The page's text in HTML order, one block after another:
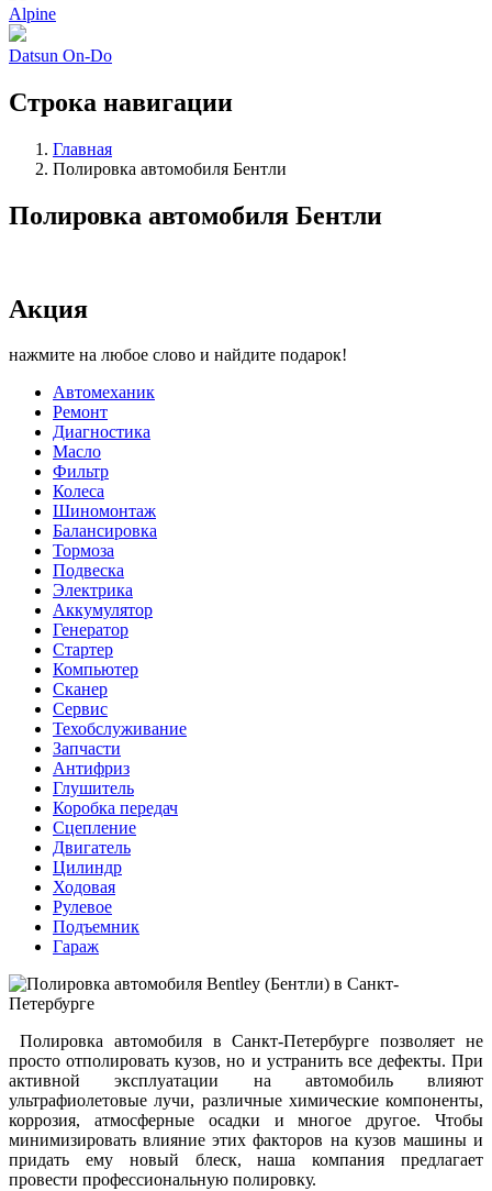
Alpine
Datsun On-Do
Строка навигации
Главная
Полировка автомобиля Бентли
Полировка автомобиля Бентли
Акция
нажмите на любое слово и найдите подарок!
Автомеханик
Ремонт
Диагностика
Масло
Фильтр
Колеса
Шиномонтаж
Балансировка
Тормоза
Подвеска
Электрика
Аккумулятор
Генератор
Стартер
Компьютер
Сканер
Сервис
Техобслуживание
Запчасти
Антифриз
Глушитель
Коробка передач
Сцепление
Двигатель
Цилиндр
Ходовая
Рулевое
Подъемник
Гараж
Полировка автомобиля в Санкт-Петербурге позволяет не
просто отполировать кузов, но и устранить все дефекты. При
активной эксплуатации на автомобиль влияют
ультрафиолетовые лучи, различные химические компоненты,
коррозия, атмосферные осадки и многое другое. Чтобы
минимизировать влияние этих факторов на кузов машины и
придать ему новый блеск, наша компания предлагает
провести профессиональную полировку.